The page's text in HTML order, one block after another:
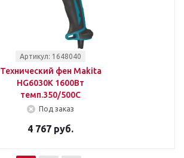
Артикул: 1648040
Технический фен Makita
HG6030K 1600Вт
темп.350/500С
Под заказ
4 767 руб.